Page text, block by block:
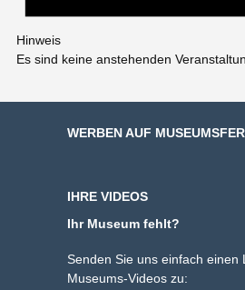
Hinweis
Es sind keine anstehenden
WERBEN AUF
IHRE VIDEOS
Ihr Museum fehlt?
Senden Sie uns einfach einen
Museums-Videos zu: